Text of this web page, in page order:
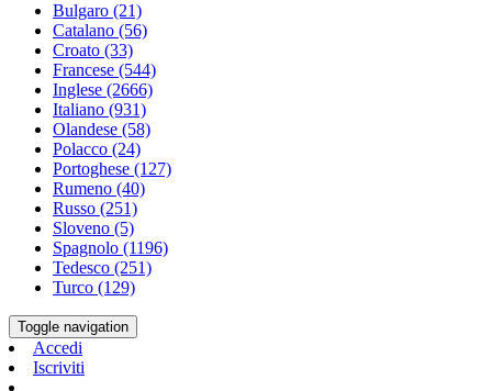
Bulgaro (21)
Catalano (56)
Croato (33)
Francese (544)
Inglese (2666)
Italiano (931)
Olandese (58)
Polacco (24)
Portoghese (127)
Rumeno (40)
Russo (251)
Sloveno (5)
Spagnolo (1196)
Tedesco (251)
Turco (129)
Toggle navigation
Accedi
Iscriviti